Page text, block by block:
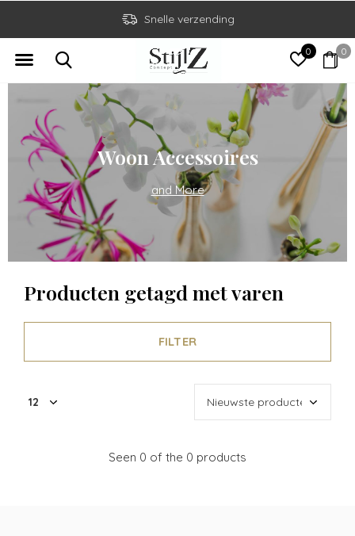
0 0
Snelle verzending
Woon Accessoires
and More
Producten getagd met varen
FILTER
Seen 0 of the 0 products